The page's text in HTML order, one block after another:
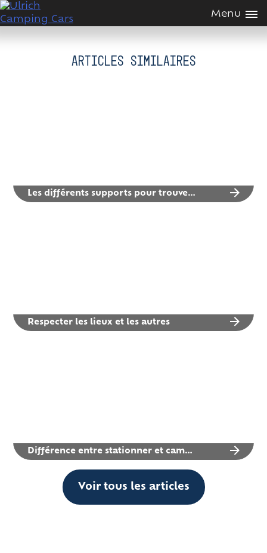
Passer
au
Menu
Articles similaires
Les différents supports pour trouver les aires et campings
Respecter les lieux et les autres
Différence entre stationner et camper
Voir tous les articles